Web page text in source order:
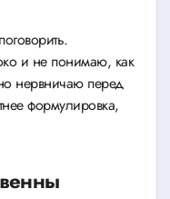
и не понимаю, как
нервничаю перед
формулировка,